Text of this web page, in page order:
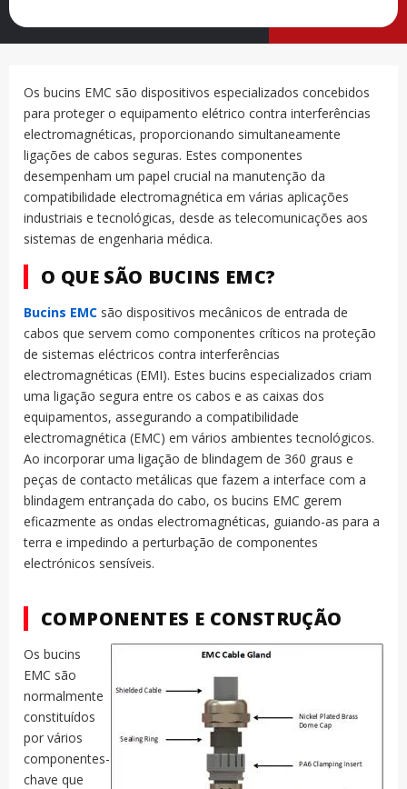
Os bucins EMC são dispositivos especializados concebidos
para proteger o equipamento elétrico contra interferências
electromagnéticas, proporcionando simultaneamente
ligações de cabos seguras. Estes componentes
desempenham um papel crucial na manutenção da
compatibilidade electromagnética em várias aplicações
industriais e tecnológicas, desde as telecomunicações aos
sistemas de engenharia médica.
O QUE SÃO BUCINS EMC?
Bucins EMC são dispositivos mecânicos de entrada de
cabos que servem como componentes críticos na proteção
de sistemas eléctricos contra interferências
electromagnéticas (EMI). Estes bucins especializados criam
uma ligação segura entre os cabos e as caixas dos
equipamentos, assegurando a compatibilidade
electromagnética (EMC) em vários ambientes tecnológicos.
Ao incorporar uma ligação de blindagem de 360 graus e
peças de contacto metálicas que fazem a interface com a
blindagem entrançada do cabo, os bucins EMC gerem
eficazmente as ondas electromagnéticas, guiando-as para a
terra e impedindo a perturbação de componentes
electrónicos sensíveis.
COMPONENTES E CONSTRUÇÃO
Os bucins
EMC são
normalmente
constituídos
por vários
componentes-
chave que